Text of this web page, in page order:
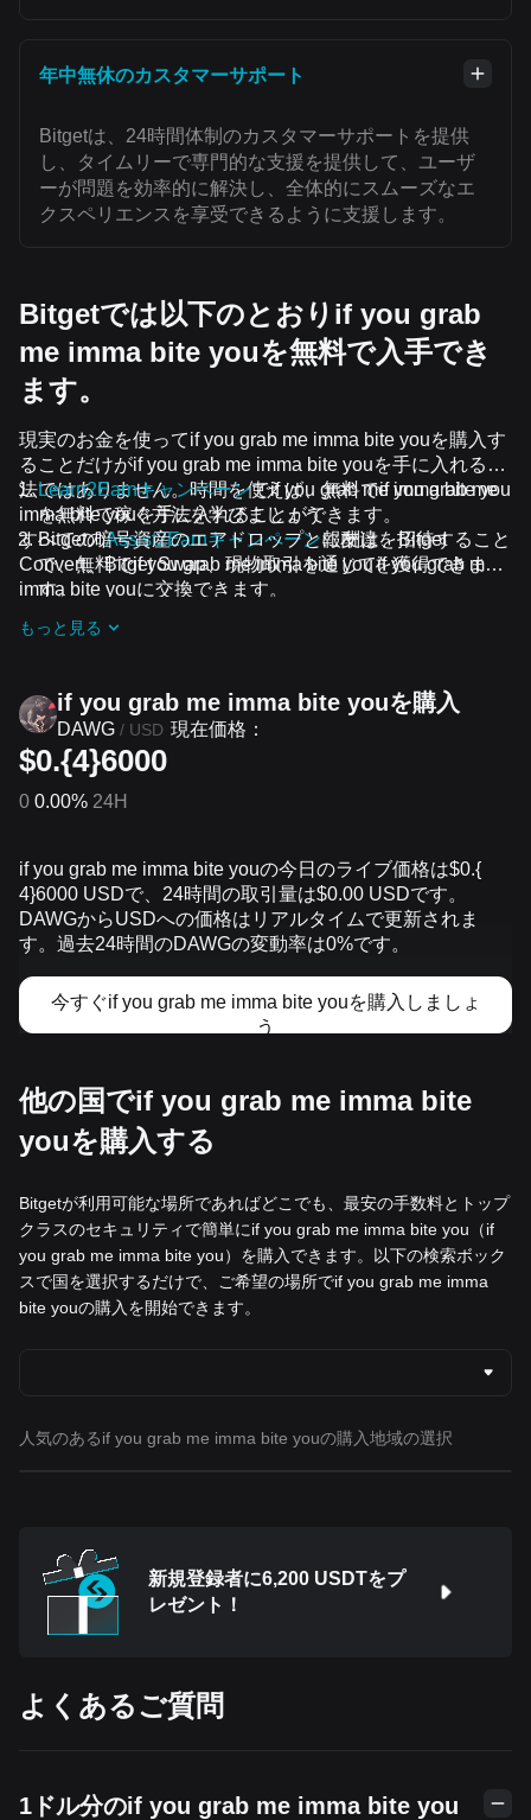
年中無休のカスタマーサポート
Bitgetは、24時間体制のカスタマーサポートを提供
し、タイムリーで専門的な支援を提供して、ユーザ
ーが問題を効率的に解決し、全体的にスムーズなエ
クスペリエンスを享受できるように支援します。
Bitgetでは以下のとおりif you grab
me imma bite youを無料で入手でき
ます。
現実のお金を使ってif you grab me imma bite youを購入す
ることだけがif you grab me imma bite youを手に入れる方
法ではありません。時間を使えば、無料でif you grab me
imma bite youを手に入れることができます。
Learn2Earnキャンペーンでif you grab me imma bite you
を無料で稼ぐ方法を学びましょう
BitgetのAssist2Earnキャンペーンに友達を招待すること
で、無料でif you grab me imma bite youを獲得できま
す。
you grab me imma bite youのエアドロップを受け取りま
すべての暗号資産のエアドロップと報酬は、Bitget
Convert、Bitget Swap、現物取引を通じてif you grab me
imma bite youに交換できます。
もっと見る
if you grab me imma bite youを‌購入
DAWG / USD 現在価格：
$0.{4}6000
0 0.00% 24H
if you grab me imma bite youの今日のライブ価格は$0.{​
4}6000 USDで、24時間の取引量は$0.00 USDです。
DAWGからUSDへの価格はリアルタイムで更新されま
す。過去24時間のDAWGの変動率は0%です。
今すぐif you grab me imma bite youを購入しましょ
う
他の国でif you grab me imma bite
youを購入する
Bitgetが利用可能な場所であればどこでも、最安の手数料とトップ
クラスのセキュリティで簡単にif you grab me imma bite you（if
you grab me imma bite you）を購入できます。以下の検索ボック
スで国を選択するだけで、ご希望の場所でif you grab me imma
bite youの購入を開始できます。
人気のあるif you grab me imma bite youの購入地域の選択
新規登録者に6,200 USDTをプ
レゼント！
よくあるご質問
1ドル分のif you grab me imma bite you